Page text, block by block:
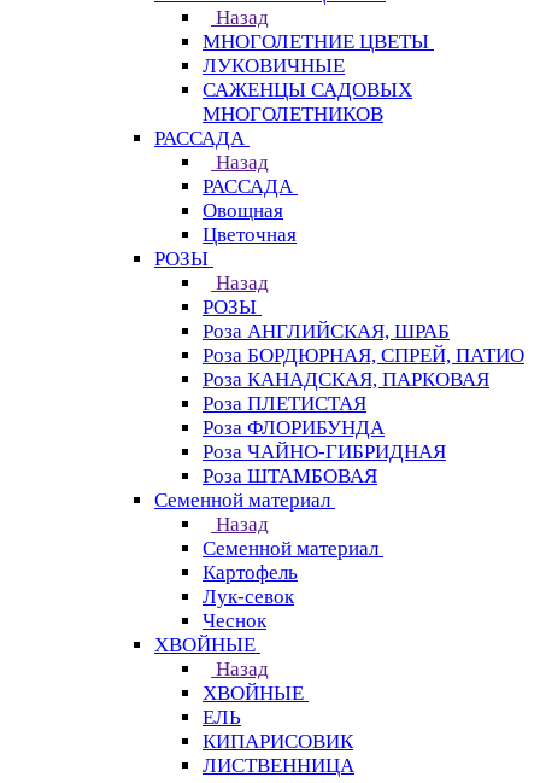
Назад
МНОГОЛЕТНИЕ ЦВЕТЫ
ЛУКОВИЧНЫЕ
САЖЕНЦЫ САДОВЫХ
МНОГОЛЕТНИКОВ
РАССАДА
Назад
РАССАДА
Овощная
Цветочная
РОЗЫ
Назад
РОЗЫ
Роза АНГЛИЙСКАЯ, ШРАБ
Роза БОРДЮРНАЯ, СПРЕЙ, ПАТИО
Роза КАНАДСКАЯ, ПАРКОВАЯ
Роза ПЛЕТИСТАЯ
Роза ФЛОРИБУНДА
Роза ЧАЙНО-ГИБРИДНАЯ
Роза ШТАМБОВАЯ
Семенной материал
Назад
Семенной материал
Картофель
Лук-севок
Чеснок
ХВОЙНЫЕ
Назад
ХВОЙНЫЕ
ЕЛЬ
КИПАРИСОВИК
ЛИСТВЕННИЦА